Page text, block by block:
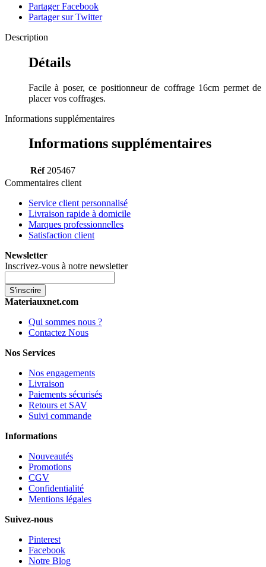
Partager Facebook
Partager sur Twitter
Description
Détails
Facile à poser, ce positionneur de coffrage 16cm permet de
placer vos coffrages.
Informations supplémentaires
Informations supplémentaires
Réf 205467
Commentaires client
Service client personnalisé
Livraison rapide à domicile
Marques professionnelles
Satisfaction client
Newsletter
Inscrivez-vous à notre newsletter
S'inscrire
Materiauxnet.com
Qui sommes nous ?
Contactez Nous
Nos Services
Nos engagements
Livraison
Paiements sécurisés
Retours et SAV
Suivi commande
Informations
Nouveautés
Promotions
CGV
Confidentialité
Mentions légales
Suivez-nous
Pinterest
Facebook
Notre Blog